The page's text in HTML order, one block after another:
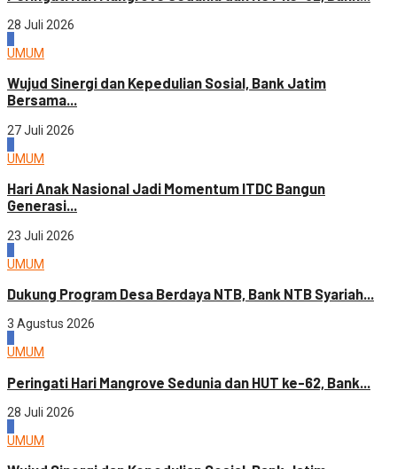
28 Juli 2026
UMUM
Wujud Sinergi dan Kepedulian Sosial, Bank Jatim
Bersama...
27 Juli 2026
UMUM
Hari Anak Nasional Jadi Momentum ITDC Bangun
Generasi...
23 Juli 2026
UMUM
Dukung Program Desa Berdaya NTB, Bank NTB Syariah...
3 Agustus 2026
UMUM
Peringati Hari Mangrove Sedunia dan HUT ke-62, Bank...
28 Juli 2026
UMUM